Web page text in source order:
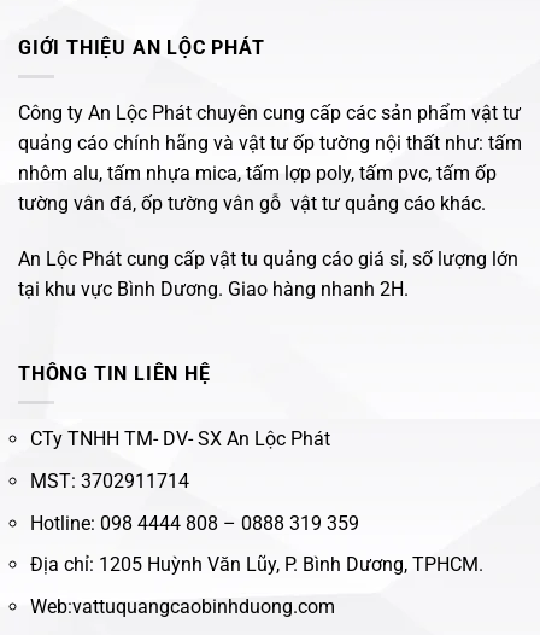
GIỚI THIỆU AN LỘC PHÁT
Công ty An Lộc Phát chuyên cung cấp các sản phẩm vật tư
quảng cáo chính hãng và vật tư ốp tường nội thất như: tấm
nhôm alu, tấm nhựa mica, tấm lợp poly, tấm pvc, tấm ốp
tường vân đá, ốp tường vân gỗ vật tư quảng cáo khác.
An Lộc Phát cung cấp vật tu quảng cáo giá sỉ, số lượng lớn
tại khu vực Bình Dương. Giao hàng nhanh 2H.
THÔNG TIN LIÊN HỆ
CTy TNHH TM- DV- SX An Lộc Phát
MST: 3702911714
Hotline: 098 4444 808 – 0888 319 359
Địa chỉ: 1205 Huỳnh Văn Lũy, P. Bình Dương, TPHCM.
Web:vattuquangcaobinhduong.com